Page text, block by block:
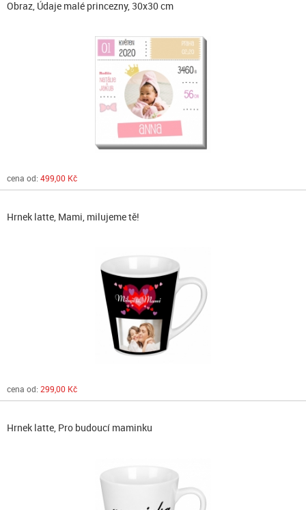
Obraz, Údaje malé princezny, 30x30 cm
cena od: 499,00 Kč
Hrnek latte, Mami, milujeme tě!
cena od: 299,00 Kč
Hrnek latte, Pro budoucí maminku